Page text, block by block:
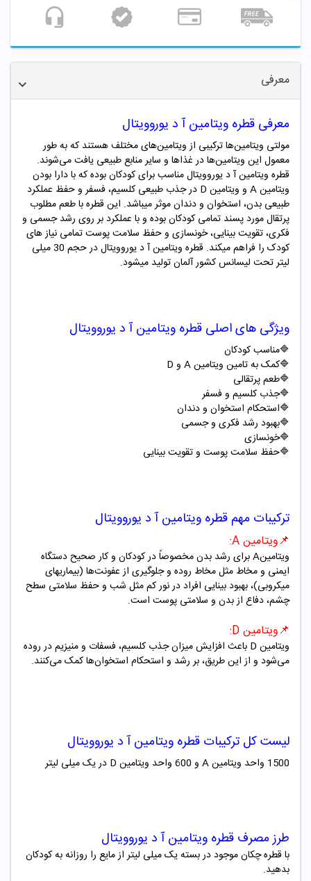
معرفی
معرفی قطره ویتامین آ د یوروویتال
مولتی ویتامین‌ها ترکیبی از ویتامین‌های مختلف هستند که به طور
معمول این ویتامین‌ها در غذاها و سایر منابع طبیعی یافت می‌شوند.
قطره ویتامین آ د یوروویتال مناسب برای کودکان بوده که با دارا بودن
ویتامینA و ویتامین D در جذب طبیعی کلسیم، فسفر و حفظ عملکرد
طبیعی بدن، استخوان و دندان موثر میباشد. این قطره با طعم مطلوب
پرتقال مورد پسند تمامی کودکان بوده و با عملکرد بر روی رشد جسمی و
فکری، تقویت بینایی، خونسازی و حفظ سلامت پوست تمامی نیاز های
کودک را فراهم میکند. قطره ویتامین آ د یوروویتال در حجم 30میلی
لیتر تحت لیسانس کشور آلمان تولید میشود.
ویژگی های اصلی قطره ویتامین آ د یوروویتال
🔷مناسب کودکان
🔷کمک به تامین ویتامینA و D
🔷طعم پرتقالی
🔷جذب کلسیم و فسفر
🔷استحکام استخوان و دندان
🔷بهبود رشد فکری و جسمی
🔷خونسازی
🔷حفظ سلامت پوست و تقویت بینایی
ترکیبات مهم قطره ویتامین آ د یوروویتال
📌ویتامینA
:
ویتامینAبرای رشد بدن مخصوصاً در کودکان و کار صحیح دستگاه
ایمنی و مخاط مثل مخاط روده و جلوگیری از عفونت‌ها (بیماریهای
میکروبی)، بهبود بینایی افراد در نور کم مثل شب و حفظ سلامتی سطح
چشم، دفاع از بدن و سلامتی پوست است.
📌ویتامینD
:
ویتامین D باعث افزایش میزان جذب کلسیم، فسفات و منیزیم در روده
می‌شود و از این طریق، بر رشد و استحکام استخوان‌ها کمک می‌کنند.
لیست کل ترکیبات قطره ویتامین آ د یوروویتال
1500 واحد ویتامینA و 600 واحد ویتامین D در یک میلی لیتر
طرز مصرف قطره ویتامین آ د یوروویتال
با قطره چکان موجود در بسته یک میلی لیتر از مایع را روزانه به کودکان
بدهید.